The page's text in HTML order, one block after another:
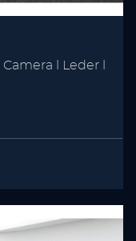
l Leder l